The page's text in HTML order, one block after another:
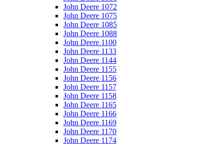
John Deere 1072
John Deere 1075
John Deere 1085
John Deere 1088
John Deere 1100
John Deere 1133
John Deere 1144
John Deere 1155
John Deere 1156
John Deere 1157
John Deere 1158
John Deere 1165
John Deere 1166
John Deere 1169
John Deere 1170
John Deere 1174